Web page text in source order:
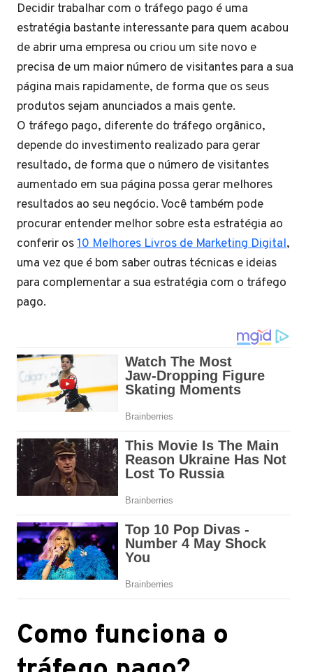
Decidir trabalhar com o tráfego pago é uma
estratégia bastante interessante para quem acabou
de abrir uma empresa ou criou um site novo e
precisa de um maior número de visitantes para a sua
página mais rapidamente, de forma que os seus
produtos sejam anunciados a mais gente.
O tráfego pago, diferente do tráfego orgânico,
depende do investimento realizado para gerar
resultado, de forma que o número de visitantes
aumentado em sua página possa gerar melhores
resultados ao seu negócio. Você também pode
procurar entender melhor sobre esta estratégia ao
conferir os10 Melhores Livros de Marketing Digital,
uma vez que é bom saber outras técnicas e ideias
para complementar a sua estratégia com o tráfego
pago.
Como funciona o